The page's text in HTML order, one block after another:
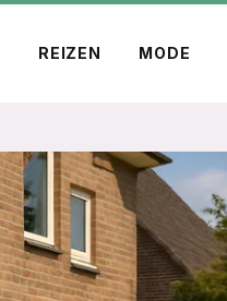
REIZEN MODE